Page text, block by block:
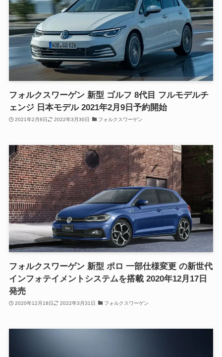
フォルクスワーゲン 新型 ゴルフ 8代目 フルモデルチ
ェンジ 日本モデル 2021年2月9日予約開始
2021年2月8日 2022年3月30日 フォルクスワーゲン
フォルクスワーゲン 新型 ポロ 一部仕様変更 の新世代
インフォテイメントシステムを搭載 2020年12月17日
発売
2020年12月18日 2022年3月31日 フォルクスワーゲン